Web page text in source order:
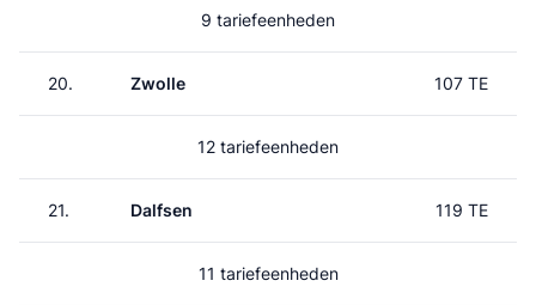
9 tariefeenheden
20. Zwolle 107 TE
12 tariefeenheden
21. Dalfsen 119 TE
11 tariefeenheden